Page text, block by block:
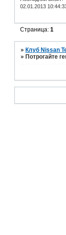
02.01.2013
Страница:1
» Клуб Nissan
» Потрогайте